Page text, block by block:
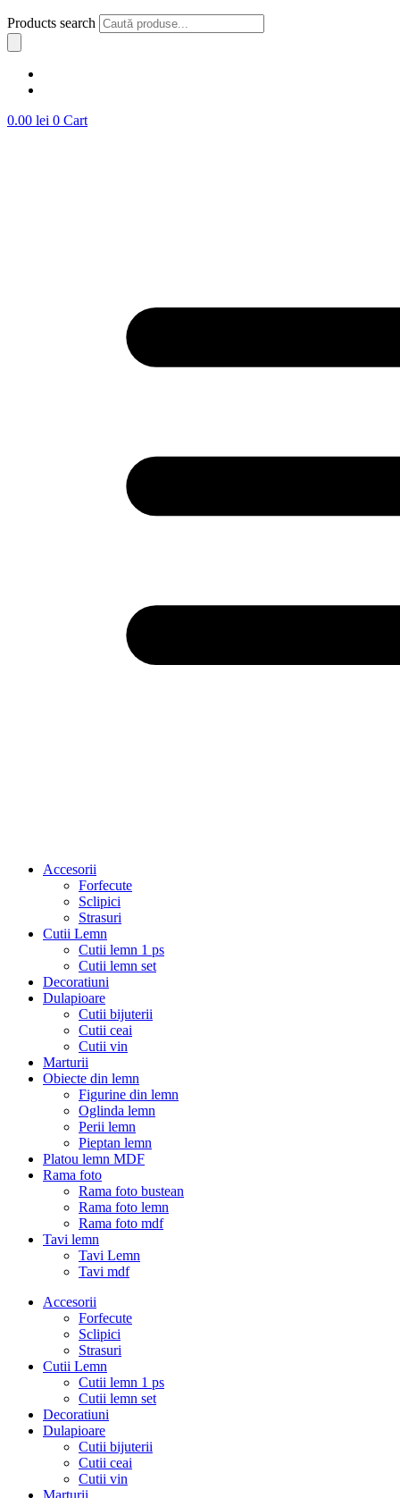
Products search
0.00 lei 0 Cart
Accesorii
Forfecute
Sclipici
Strasuri
Cutii Lemn
Cutii lemn 1 ps
Cutii lemn set
Decoratiuni
Dulapioare
Cutii bijuterii
Cutii ceai
Cutii vin
Marturii
Obiecte din lemn
Figurine din lemn
Oglinda lemn
Perii lemn
Pieptan lemn
Platou lemn MDF
Rama foto
Rama foto bustean
Rama foto lemn
Rama foto mdf
Tavi lemn
Tavi Lemn
Tavi mdf
Accesorii
Forfecute
Sclipici
Strasuri
Cutii Lemn
Cutii lemn 1 ps
Cutii lemn set
Decoratiuni
Dulapioare
Cutii bijuterii
Cutii ceai
Cutii vin
Marturii